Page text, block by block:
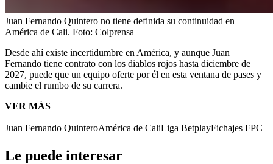
Juan Fernando Quintero no tiene definida su continuidad en
América de Cali. Foto: Colprensa
Desde ahí existe incertidumbre en América, y aunque Juan
Fernando tiene contrato con los diablos rojos hasta diciembre de
2027, puede que un equipo oferte por él en esta ventana de pases y
cambie el rumbo de su carrera.
VER MÁS
Juan Fernando QuinteroAmérica de CaliLiga BetplayFichajes FPC
Le puede interesar